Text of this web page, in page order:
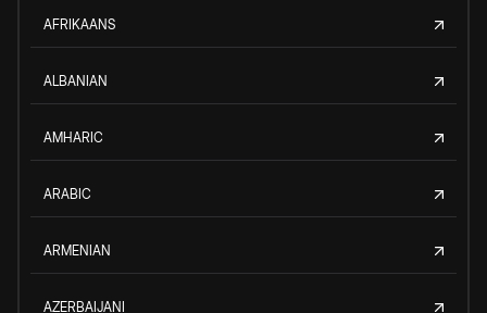
AFRIKAANS
ALBANIAN
AMHARIC
ARABIC
ARMENIAN
AZERBAIJANI